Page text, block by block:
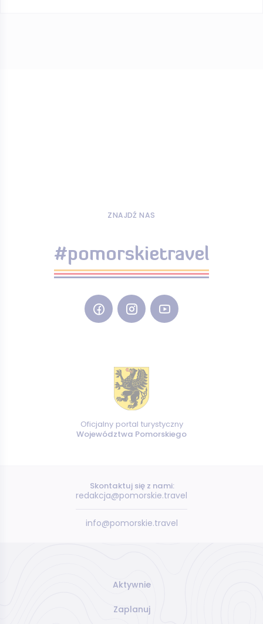
ZNAJDŹ NAS
#pomorskietravel
Oficjalny portal turystyczny
Województwa Pomorskiego
Skontaktuj się z nami:
redakcja@pomorskie.travel
info@pomorskie.travel
Aktywnie
Zaplanuj